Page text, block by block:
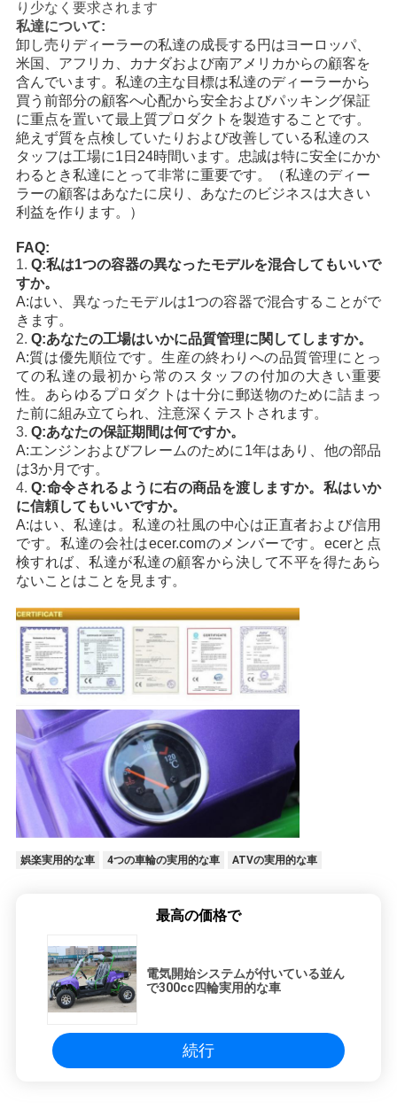
地
図
プ
ラ
イ
バ
シ
ー
ポ
リ
シ
ー
り少なく要求されます
私達について:
卸し売りディーラーの私達の成長する円はヨーロッパ、
米国、アフリカ、カナダおよび南アメリカからの顧客を
含んでいます。私達の主な目標は私達のディーラーから
買う前部分の顧客へ心配から安全およびパッキング保証
に重点を置いて最上質プロダクトを製造することです。
絶えず質を点検していたりおよび改善している私達のス
タッフは工場に1日24時間います。忠誠は特に安全にかか
わるとき私達にとって非常に重要です。（私達のディー
ラーの顧客はあなたに戻り、あなたのビジネスは大きい
利益を作ります。）
FAQ:
1. Q:私は1つの容器の異なったモデルを混合してもいいで
すか。
A:はい、異なったモデルは1つの容器で混合することがで
きます。
2. Q:あなたの工場はいかに品質管理に関してしますか。
A:質は優先順位です。生産の終わりへの品質管理にとっ
ての私達の最初から常のスタッフの付加の大きい重要
性。あらゆるプロダクトは十分に郵送物のために詰まっ
た前に組み立てられ、注意深くテストされます。
3. Q:あなたの保証期間は何ですか。
A:エンジンおよびフレームのために1年はあり、他の部品
は3か月です。
4.Q:命令されるように右の商品を渡しますか。私はいか
に信頼してもいいですか。
A:はい、私達は。私達の社風の中心は正直者および信用
です。私達の会社はecer.comのメンバーです。ecerと点
検すれば、私達が私達の顧客から決して不平を得たあら
ないことはことを見ます。
娯楽実用的な車 4つの車輪の実用的な車 ATVの実用的な車
最高の価格で
電気開始システムが付いている並ん
で300cc四輪実用的な車
続行